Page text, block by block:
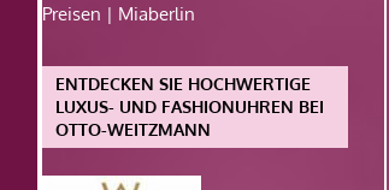
Preisen | Miaberlin
ENTDECKEN SIE HOCHWERTIGE
LUXUS- UND FASHIONUHREN BEI
OTTO-WEITZMANN